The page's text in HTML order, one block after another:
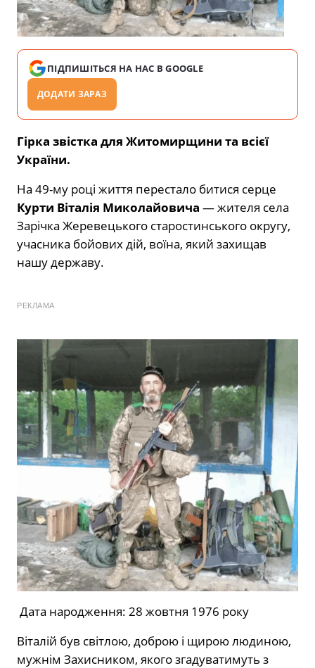
ПІДПИШІТЬСЯ НА НАС В GOOGLE
ДОДАТИ ЗАРАЗ
Гірка звістка для Житомирщини та всієї
України.
На 49-му році життя перестало битися серце
Курти Віталія Миколайовича — жителя села
Зарічка Жеревецького старостинського округу,
учасника бойових дій, воїна, який захищав
нашу державу.
РЕКЛАМА
Дата народження: 28 жовтня 1976 року
Віталій був світлою, доброю і щирою людиною,
мужнім Захисником, якого згадуватимуть з